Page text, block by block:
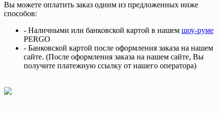
Вы можете оплатить заказ одним из предложенных ниже
способов:
- Наличными или банковской картой в нашем шоу-руме
PERGO
- Банковской картой после оформления заказа на нашем
сайте. (После оформления заказа на нашем сайте, Вы
получите платежную ссылку от нашего оператора)